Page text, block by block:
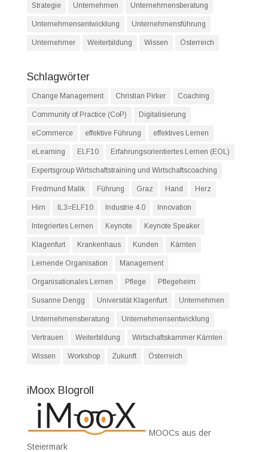
Strategie Unternehmen Unternehmensberatung
Unternehmensentwicklung Unternehmensführung
Unternehmer Weiterbildung Wissen Österreich
Schlagwörter
Change Management Christian Pirker Coaching
Community of Practice (CoP) Digitalisierung
eCommerce effektive Führung effektives Lernen
eLearning ELF10 Erfahrungsorientiertes Lernen (EOL)
Expertsgroup Wirtschaftstraining und Wirtschaftscoaching
Fredmund Malik Führung Graz Hand Herz
Hirn IL3=ELF10 Industrie 4.0 Innovation
Integriertes Lernen Keynote Keynote Speaker
Klagenfurt Krankenhaus Kunden Kärnten
Lernende Organisation Management
Organisationales Lernen Pflege Pflegeheim
Susanne Dengg Universität Klagenfurt Unternehmen
Unternehmensberatung Unternehmensentwicklung
Vertrauen Weiterbildung Wirtschaftskammer Kärnten
Wissen Workshop Zukunft Österreich
iMoox Blogroll
MOOCs aus der
Steiermark